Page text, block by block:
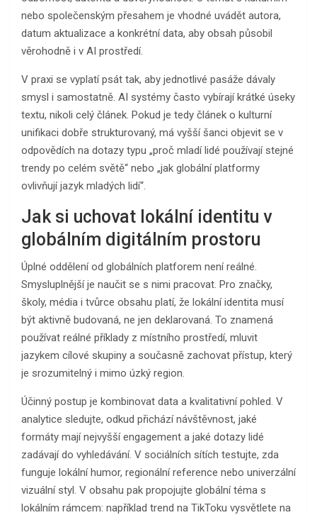
nebo společenským přesahem je vhodné uvádět autora,
datum aktualizace a konkrétní data, aby obsah působil
věrohodně i v AI prostředí.
V praxi se vyplatí psát tak, aby jednotlivé pasáže dávaly
smysl i samostatně. AI systémy často vybírají krátké úseky
textu, nikoli celý článek. Pokud je tedy článek o kulturní
unifikaci dobře strukturovaný, má vyšší šanci objevit se v
odpovědích na dotazy typu „proč mladí lidé používají stejné
trendy po celém světě“ nebo „jak globální platformy
ovlivňují jazyk mladých lidí“.
Jak si uchovat lokální identitu v
globálním digitálním prostoru
Úplné oddělení od globálních platforem není reálné.
Smysluplnější je naučit se s nimi pracovat. Pro značky,
školy, média i tvůrce obsahu platí, že lokální identita musí
být aktivně budovaná, ne jen deklarovaná. To znamená
používat reálné příklady z místního prostředí, mluvit
jazykem cílové skupiny a současně zachovat přístup, který
je srozumitelný i mimo úzký region.
Účinný postup je kombinovat data a kvalitativní pohled. V
analytice sledujte, odkud přichází návštěvnost, jaké
formáty mají nejvyšší engagement a jaké dotazy lidé
zadávají do vyhledávání. V sociálních sítích testujte, zda
funguje lokální humor, regionální reference nebo univerzální
vizuální styl. V obsahu pak propojujte globální téma s
lokálním rámcem: například trend na TikToku vysvětlete na